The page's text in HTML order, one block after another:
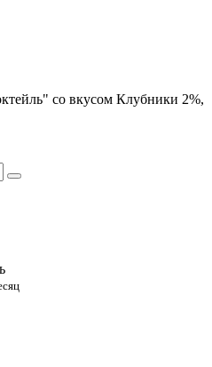
со вкусом Клубники 2%,